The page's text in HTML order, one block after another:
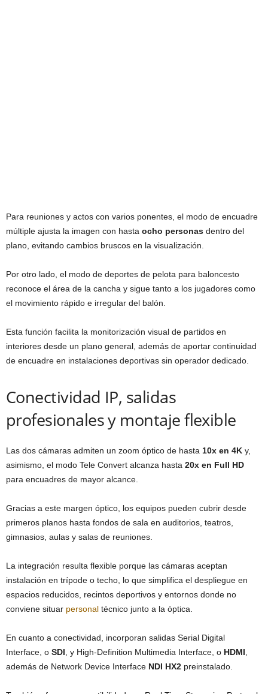
Para reuniones y actos con varios ponentes, el modo de encuadre
múltiple ajusta la imagen con hasta ocho personas dentro del
plano, evitando cambios bruscos en la visualización.
Por otro lado, el modo de deportes de pelota para baloncesto
reconoce el área de la cancha y sigue tanto a los jugadores como
el movimiento rápido e irregular del balón.
Esta función facilita la monitorización visual de partidos en
interiores desde un plano general, además de aportar continuidad
de encuadre en instalaciones deportivas sin operador dedicado.
Conectividad IP, salidas
profesionales y montaje flexible
Las dos cámaras admiten un zoom óptico de hasta 10x en 4K y,
asimismo, el modo Tele Convert alcanza hasta 20x en Full HD
para encuadres de mayor alcance.
Gracias a este margen óptico, los equipos pueden cubrir desde
primeros planos hasta fondos de sala en auditorios, teatros,
gimnasios, aulas y salas de reuniones.
La integración resulta flexible porque las cámaras aceptan
instalación en trípode o techo, lo que simplifica el despliegue en
espacios reducidos, recintos deportivos y entornos donde no
conviene situar personal técnico junto a la óptica.
En cuanto a conectividad, incorporan salidas Serial Digital
Interface, o SDI , y High-Definition Multimedia Interface, o HDMI
además de Network Device Interface NDI HX2 preinstalado.